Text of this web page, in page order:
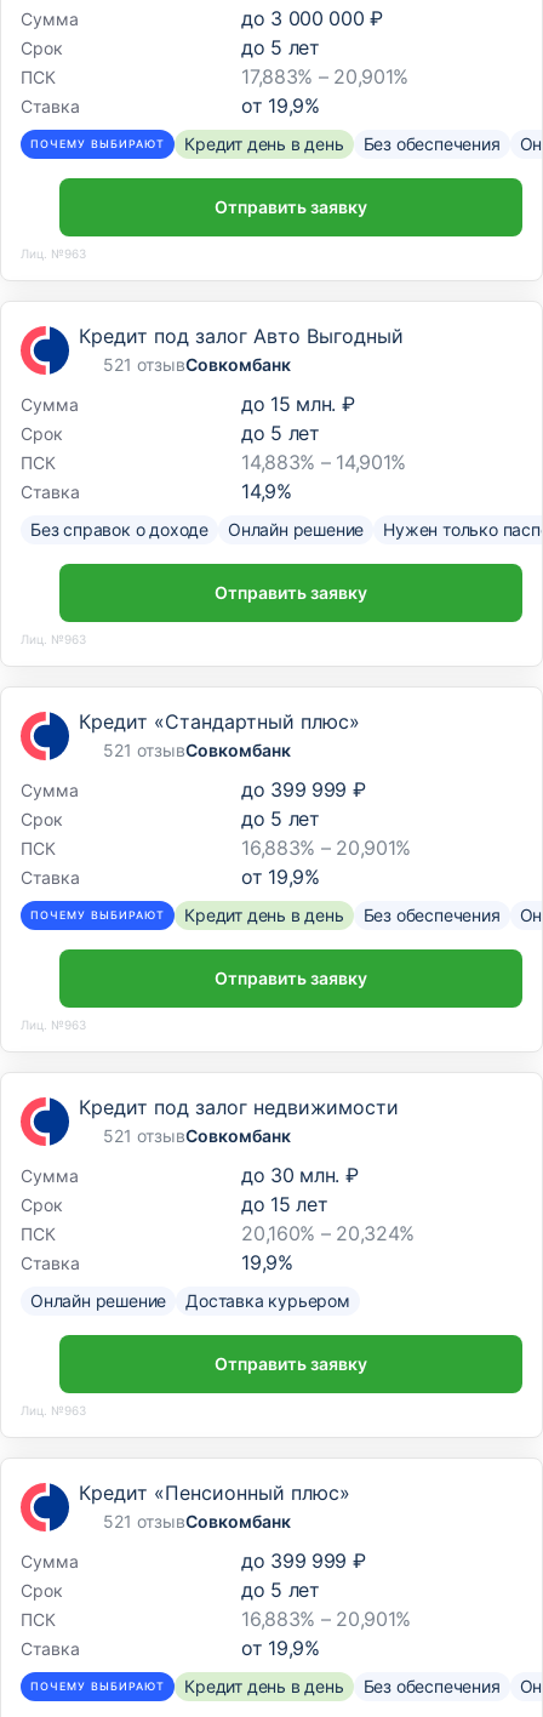
Сумма
до 3 000 000 ₽
Срок до 5 лет
ПСК 17,883% – 20,901%
Ставка от 19,9%
ПОЧЕМУ ВЫБИРАЮТ Кредит день в день Без обеспечения
Отправить заявку
Лиц. №963
Кредит под залог Авто Выгодный
521 отзывСовкомбанк
Сумма
до 15 млн. ₽
Срок до 5 лет
ПСК 14,883% – 14,901%
Ставка 14,9%
Без справок о доходе Онлайн решение Нужен только
Отправить заявку
Лиц. №963
Кредит «Стандартный плюс»
521 отзывСовкомбанк
Сумма
до 399 999 ₽
Срок до 5 лет
ПСК 16,883% – 20,901%
Ставка от 19,9%
ПОЧЕМУ ВЫБИРАЮТ Кредит день в день Без обеспечения
Отправить заявку
Лиц. №963
Кредит под залог недвижимости
521 отзывСовкомбанк
Сумма
до 30 млн. ₽
Срок до 15 лет
ПСК 20,160% – 20,324%
Ставка 19,9%
Онлайн решение Доставка курьером
Отправить заявку
Лиц. №963
Кредит «Пенсионный плюс»
521 отзывСовкомбанк
Сумма
до 399 999 ₽
Срок до 5 лет
ПСК 16,883% – 20,901%
Ставка от 19,9%
ПОЧЕМУ ВЫБИРАЮТ Кредит день в день Без обеспечения